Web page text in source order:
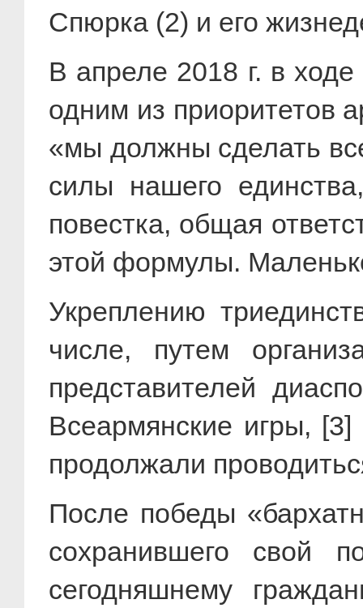
Спюрка (2) и его
В апреле 2018 г. в
одним из приоритетов
«мы должны сделать
силы нашего
повестка, общая
этой формулы.
Укреплению
числе, путем
представителей
Всеармянские игры,
продолжали
После победы
сохранившего свой
сегодняшнему